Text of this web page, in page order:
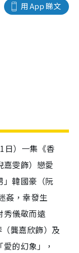
用 App 睇文
日）一集《香
嘉雯飾）戀愛
」韓國豪（阮
姦，幸發生
秀儀敬而遠
龔嘉欣飾）及
的幻象」，